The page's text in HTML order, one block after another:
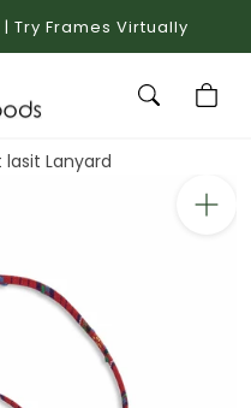
Try Frames Virtually
lasit Lanyard